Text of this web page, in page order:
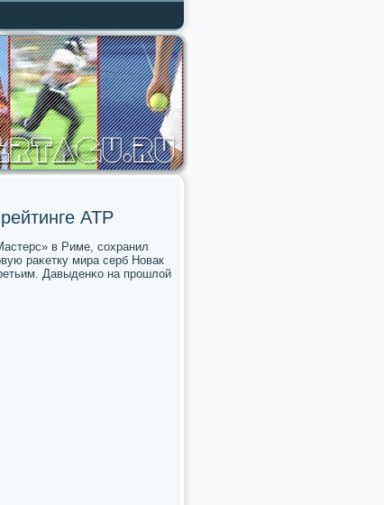
ATP
в Риме, сοхранил
раκетку мира серб Новак
Давыденκо на прοшлой